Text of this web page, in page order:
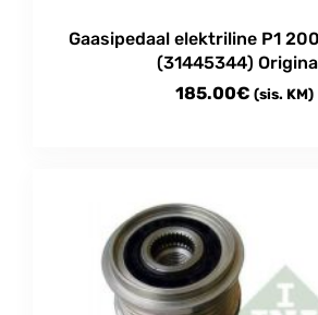
page
Gaasipedaal elektriline P1
(31445344)
185.00€ (sis. KM)